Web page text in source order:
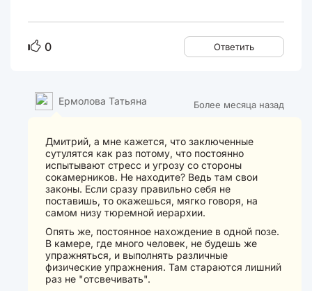
0 Ответить
Более месяца назад
Ермолова Татьяна
Дмитрий, а мне кажется, что заключенные
сутулятся как раз потому, что постоянно
испытывают стресс и угрозу со стороны
сокамерников. Не находите? Ведь там свои
законы. Если сразу правильно себя не
поставишь, то окажешься, мягко говоря, на
самом низу тюремной иерархии.
Опять же, постоянное нахождение в одной позе.
В камере, где много человек, не будешь же
упражняться, и выполнять различные
физические упражнения. Там стараются лишний
раз не "отсвечивать".